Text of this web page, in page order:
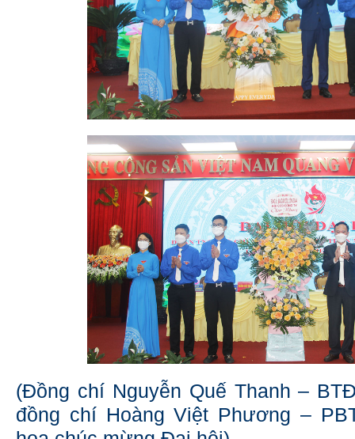
(Đồng chí Nguyễn Quế Thanh –
đồng chí Hoàng Việt Phương –